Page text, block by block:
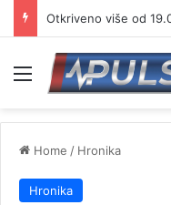
Menu
Home / Hronika
Hronika